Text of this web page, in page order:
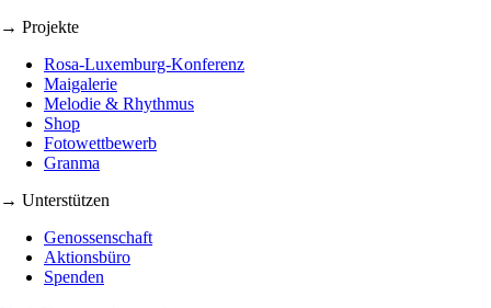
→ Projekte
Rosa-Luxemburg-Konferenz
Maigalerie
Melodie & Rhythmus
Shop
Fotowettbewerb
Granma
→ Unterstützen
Genossenschaft
Aktionsbüro
Spenden